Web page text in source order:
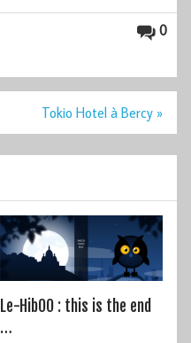
0
Tokio Hotel à Bercy »
Le-HibOO : this is the end
…